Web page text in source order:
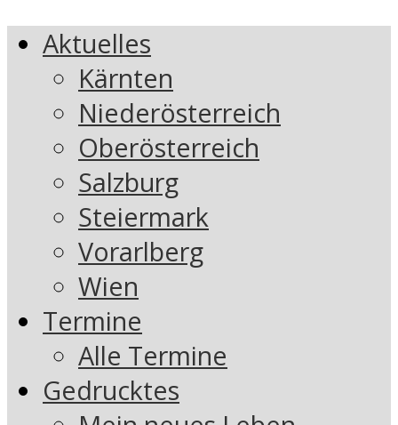
Aktuelles
Kärnten
Niederösterreich
Oberösterreich
Salzburg
Steiermark
Vorarlberg
Wien
Termine
Alle Termine
Gedrucktes